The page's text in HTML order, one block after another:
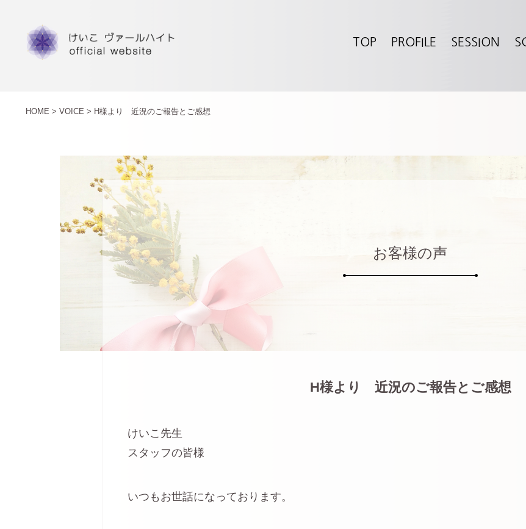
TOP PROFILE SESSION
HOME > VOICE > H様より 近況のご報告とご感想
お客様の声
H様より 近況のご報告とご感想
けいこ先生
スタッフの皆様
いつもお世話になっております。